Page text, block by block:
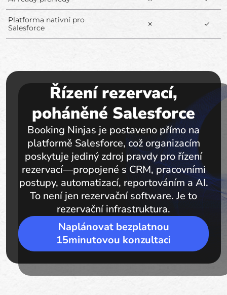
Platforma nativní pro
Salesforce
✗ ✓
Řízení rezervací,
poháněné Salesforce
Booking Ninjas je postaveno přímo na
platformě Salesforce, což organizacím
poskytuje jediný zdroj pravdy pro řízení
rezervací—propojené s CRM, pracovními
postupy, automatizací, reportováním a AI.
To není jen rezervační software. Je to
rezervační infrastruktura.
Naplánovat bezplatnou
15minutovou konzultaci